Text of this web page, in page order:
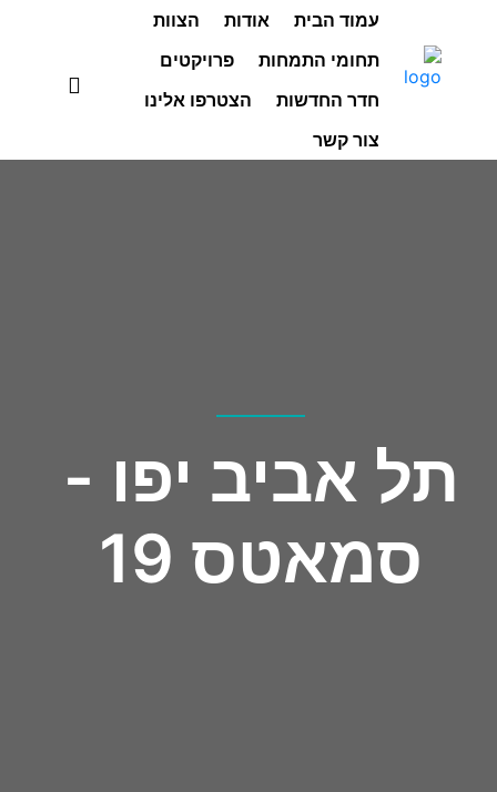
עמוד הבית אודות
הצוות
תחומי התמחות
פרויקטים
חדר החדשות
הצטרפו אלינו
צור קשר
תל אביב יפו -
סמאטס 19